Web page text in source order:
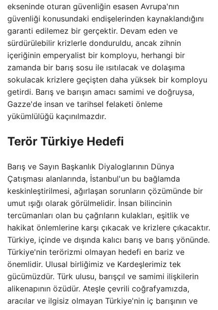
ekseninde oturan güvenliğin esasen Avrupa'nın
güvenliği konusundaki endişelerinden kaynaklandığını
garanti edilemez bir gerçektir. Devam eden ve
sürdürülebilir krizlerle donduruldu, ancak zihnin
içeriğinin emperyalist bir komployu, herhangi bir
zamanda bir barış sosu ile ısıtılacak ve dolaşıma
sokulacak krizlere geçişten daha yüksek bir komployu
getirdi. Barış ve barışın amacı samimi ve doğruysa,
Gazze'de insan ve tarihsel felaketi önleme
yükümlülüğü kaçınılmazdır.
Terör Türkiye Hedefi
Barış ve Sayın Başkanlık Diyaloglarının Dünya
Çatışması alanlarında, İstanbul'un bu bağlamda
keskinleştirilmesi, ağırlaşan sorunların çözümünde bir
umut ışığı olarak görülmelidir. İnsan bilincinin
tercümanları olan bu çağrıların kulakları, eşitlik ve
hakikat önlemlerine karşı çıkacak ve krizlere çıkacaktır.
Türkiye, içinde ve dışında kalıcı barış ve barış yönünde.
Türkiye'nin terörizmi olmayan hedefi en bariz ve
önemlidir. Ulusal birliğimiz ve Kardeşlerimiz tek
gücümüzdür. Türk ulusu, barışçıl ve samimi ilişkilerin
alikenapının özüdür. Ateşle çevrili coğrafyamızda,
aracılar ve ilgisiz olmayan Türkiye'nin iç barışının ve